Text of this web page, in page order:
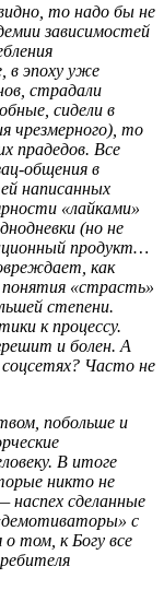
то надо бы не
зависимостей
в эпоху уже
страдали
сидели в
чрезмерного), то
прадедов. Все
общения в
написанных
«лайками»
(но не
продукт…
как
понятия «страсть»
степени.
к процессу.
и болен. А
Часто не
побольше и
В итоге
никто не
сделанные
с
том, к Богу все